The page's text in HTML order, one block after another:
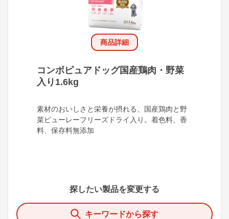
商品詳細
コンボピュアドッグ国産鶏肉・野菜
入り1.6kg
素材のおいしさと栄養が摂れる、国産鶏肉と野
菜ピューレーフリーズドライ入り。着色料、香
料、保存料無添加
探したい製品を変更する
キーワードから探す